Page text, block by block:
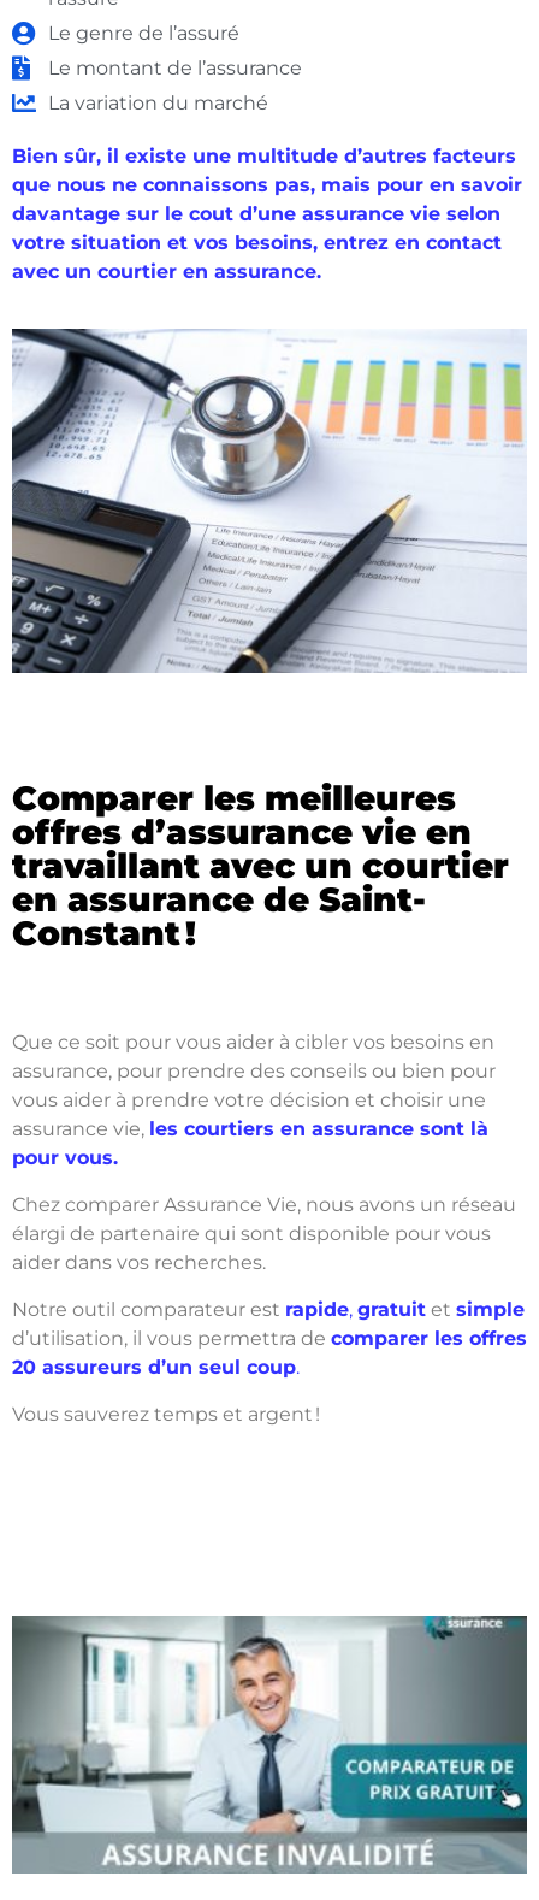
Le genre de l’assuré
Le montant de l’assurance
La variation du marché
Bien sûr, il existe une multitude d’autres facteurs
que nous ne connaissons pas, mais pour en savoir
davantage sur le cout d’une assurance vie selon
votre situation et vos besoins, entrez en contact
avec un courtier en assurance.
Comparer les meilleures
offres d’assurance vie en
travaillant avec un courtier
en assurance de Saint-
Constant !
Que ce soit pour vous aider à cibler vos besoins en
assurance, pour prendre des conseils ou bien pour
vous aider à prendre votre décision et choisir une
assurance vie, les courtiers en assurance sont là
pour vous.
Chez comparer Assurance Vie, nous avons un réseau
élargi de partenaire qui sont disponible pour vous
aider dans vos recherches.
Notre outil comparateur est rapide, gratuit et simple
d’utilisation, il vous permettra de comparer les offres
20 assureurs d’un seul coup.
Vous sauverez temps et argent !